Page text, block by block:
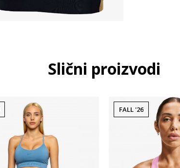
Slični proizvodi
FALL '26